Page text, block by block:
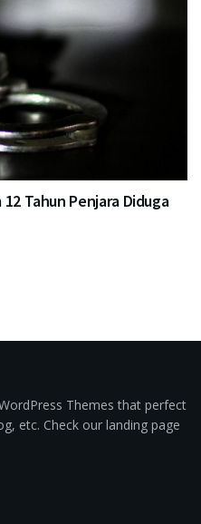
Tahun Penjara Diduga
Themes that perfect
etc. Check our landing page